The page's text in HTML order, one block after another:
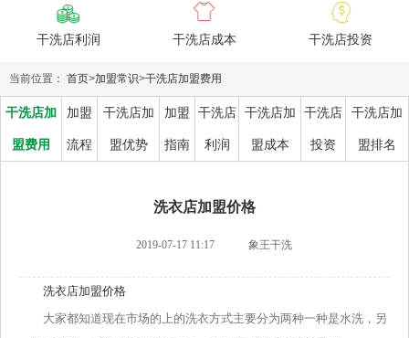

干洗店利润

干洗店成本

干洗店投资
当前位置： 首页>加盟常识>干洗店加盟费用
干洗店加
盟费用
加盟
流程
干洗店加
盟优势
加盟
指南
干洗店
利润
干洗店加
盟成本
干洗店
投资
干洗店加
盟排名
洗衣店加盟价格
2019-07-17 11:17 象王干洗
洗衣店加盟价格
大家都知道现在市场的上的洗衣方式主要分为两种一种是水洗，另